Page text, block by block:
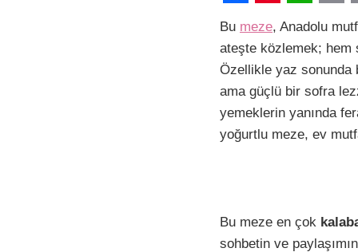
F
a
c
e
b
o
i
n
t
e
r
t
W
h
a
t
s
A
E
m
a
i
l
i
Bu meze, Anadolu
ateşte közlemek; hem
Özellikle yaz sonunda
ama güçlü bir sofra
yemeklerin yanında
yoğurtlu meze, ev
Bu meze en çok
sohbetin ve